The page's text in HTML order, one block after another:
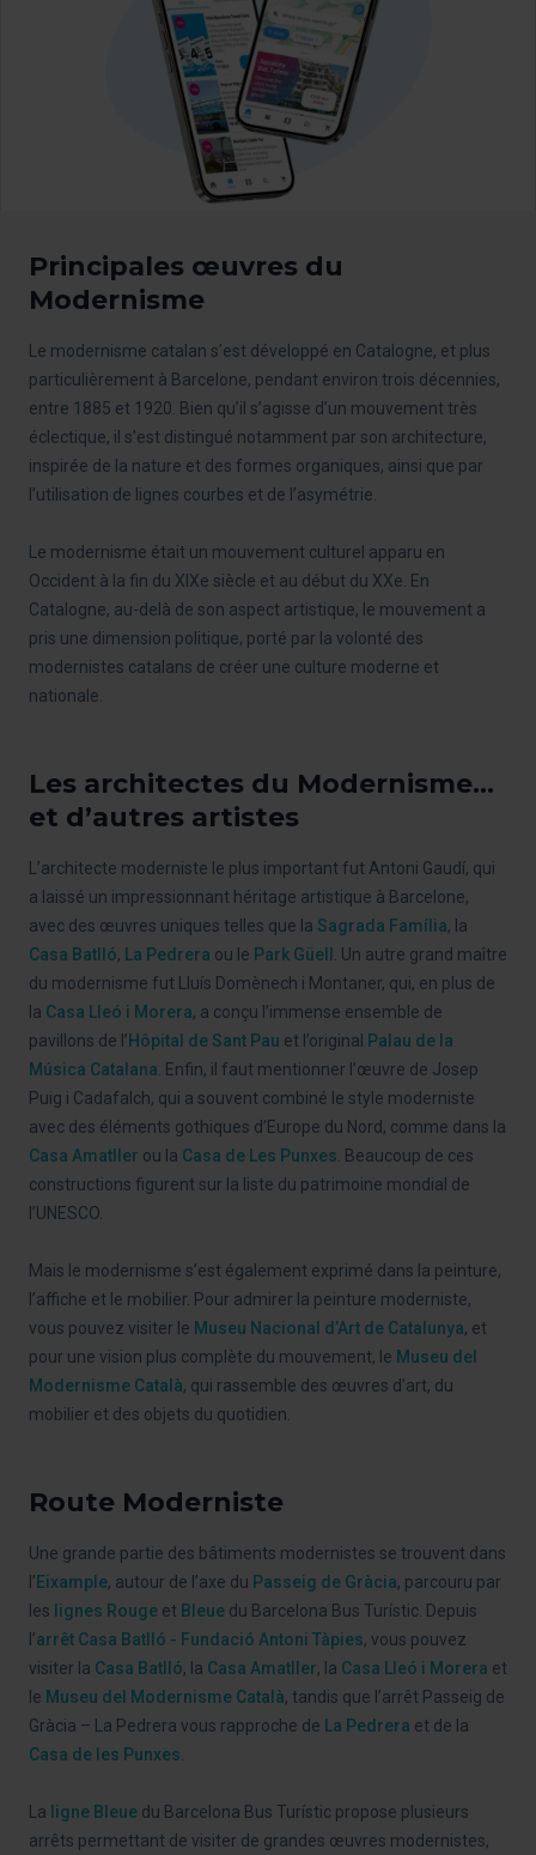
Principales œuvres du
Modernisme
Le modernisme catalan s’est développé en Catalogne, et plus
particulièrement à Barcelone, pendant environ trois décennies,
entre 1885 et 1920. Bien qu’il s’agisse d’un mouvement très
éclectique, il s’est distingué notamment par son architecture,
inspirée de la nature et des formes organiques, ainsi que par
l’utilisation de lignes courbes et de l’asymétrie.
Le modernisme était un mouvement culturel apparu en
Occident à la fin du XIXe siècle et au début du XXe. En
Catalogne, au-delà de son aspect artistique, le mouvement a
pris une dimension politique, porté par la volonté des
modernistes catalans de créer une culture moderne et
nationale.
Les architectes du Modernisme...
et d’autres artistes
L’architecte moderniste le plus important fut Antoni Gaudí, qui
a laissé un impressionnant héritage artistique à Barcelone,
avec des œuvres uniques telles que la Sagrada Família, la
Casa Batlló, La Pedrera ou le Park Güell
. Un autre grand maître
du modernisme fut Lluís Domènech i Montaner, qui, en plus de
la Casa Lleó i Morera, a conçu l’immense ensemble de
pavillons de l’ Hôpital de Sant Pau et l’original
Palau de la
Música Catalana . Enfin, il faut mentionner l’œuvre de Josep
Puig i Cadafalch, qui a souvent combiné le style moderniste
avec des éléments gothiques d’Europe du Nord, comme dans la
Casa Amatller ou la Casa de Les Punxes . Beaucoup de ces
constructions figurent sur la liste du patrimoine mondial de
l’UNESCO.
Mais le modernisme s’est également exprimé dans la peinture,
l’affiche et le mobilier. Pour admirer la peinture moderniste,
vous pouvez visiter le Museu Nacional d’Art de Catalunya, et
pour une vision plus complète du mouvement, le Museu del
Modernisme Català, qui rassemble des œuvres d’art, du
mobilier et des objets du quotidien.
Route Moderniste
Une grande partie des bâtiments modernistes se trouvent dans
l’ Eixample, autour de l’axe du Passeig de Gràcia, parcouru par
les lignes Rouge et Bleue du Barcelona Bus Turístic. Depuis
l’arrêt Casa Batlló - Fundació Antoni Tàpies, vous pouvez
visiter la Casa Batlló, la Casa Amatller, la Casa Lleó i Morera et
le Museu del Modernisme Català, tandis que l’arrêt Passeig de
Gràcia – La Pedrera vous rapproche de
La Pedrera et de la
Casa de les Punxes
La ligne Bleue du Barcelona Bus Turístic propose plusieurs
arrêts permettant de visiter de grandes œuvres modernistes,